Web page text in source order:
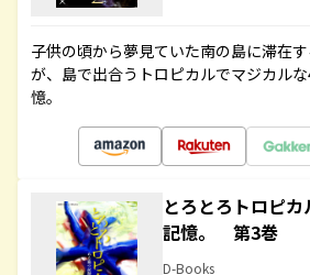
子供の頃から夢見ていた南の島に滞在
が、島で出合うトロピカルでマジカル
憶。
とろとろトロピ
記憶。 第3巻
D-Books